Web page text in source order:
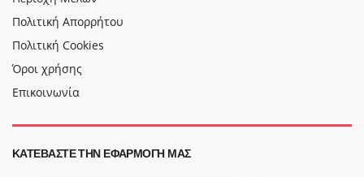
Πολιτική Απορρήτου
Πολιτική Cookies
Όροι χρήσης
Επικοινωνία
ΚΑΤΕΒΆΣΤΕ ΤΗΝ ΕΦΑΡΜΟΓΉ ΜΑΣ